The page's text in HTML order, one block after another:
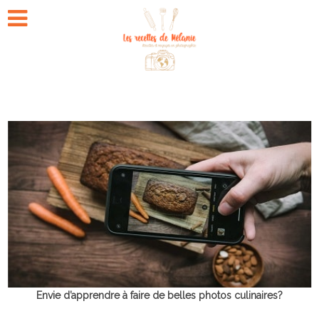
Envie d’apprendre à faire de belles photos culinaires?